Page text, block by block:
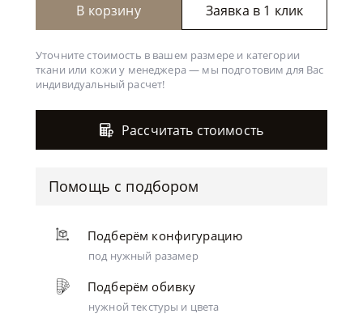
В корзину Заявка в 1 клик
Уточните стоимость в вашем размере и категории
ткани или кожи у менеджера — мы подготовим для Вас
индивидуальный расчет!
Рассчитать стоимость
Помощь с подбором
Подберём конфигурацию
под нужный разамер
Подберём обивку
нужной текстуры и цвета